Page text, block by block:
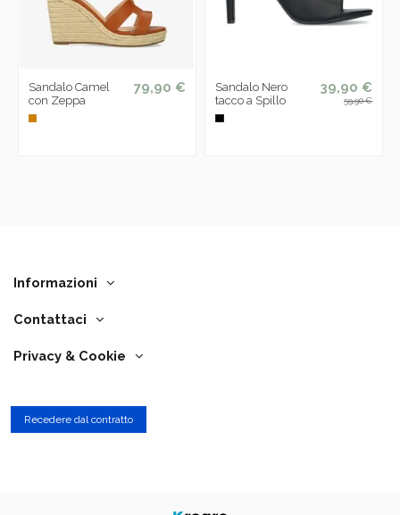
Sandalo Camel
con Zeppa
79,90 €
Sandalo Nero
tacco a Spillo
39,90 €
59,90 €
Informazioni
Contattaci
Privacy & Cookie
Recedere dal contratto